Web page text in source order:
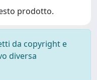
prodotto.
da copyright e
diversa